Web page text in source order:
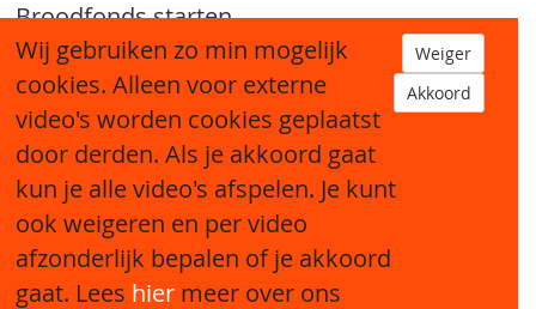
Broodfonds starten.
tip een bekende
Sitemap
Wij gebruiken zo min mogelijk
cookies. Alleen voor externe
video's worden cookies geplaatst
door derden. Als je akkoord gaat
kun je alle video's afspelen. Je kunt
ook weigeren en per video
afzonderlijk bepalen of je akkoord
gaat. Lees hier meer over ons
Weiger
Akkoord